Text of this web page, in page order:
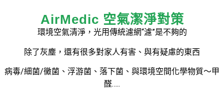
AirMedic 空氣潔淨對策
環境空氣清淨，光用傳統濾網“濾”是不夠的
除了灰塵，還有很多對家人有害、與有疑慮的東西
病毒/細菌/黴菌、浮游菌、落下菌、與環境空間化學物質～甲
醛…..